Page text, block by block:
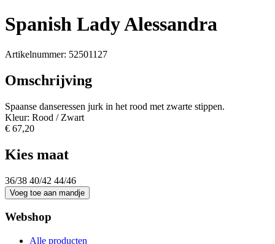
Spanish Lady Alessandra
Artikelnummer: 52501127
Omschrijving
Spaanse danseressen jurk in het rood met zwarte stippen.
Kleur: Rood / Zwart
€ 67,20
Kies maat
36/38 40/42 44/46
Webshop
Alle producten